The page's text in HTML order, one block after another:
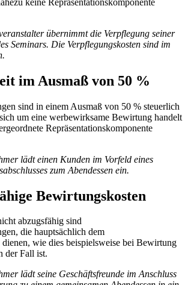
übernimmt die Verpflegung seiner
Seminars. Die Verpflegungskosten sind im
im Ausmaß von 50 %
sind in einem Ausmaß von 50 % steuerlich
um eine werbewirksame Bewirtung handelt
Repräsentationskomponente
lädt einen Kunden im Vorfeld eines
zum Abendessen ein.
Bewirtungskosten
abzugsfähig sind
die hauptsächlich dem
dienen, wie dies beispielsweise bei Bewirtung
der Fall ist.
lädt seine Geschäftsfreunde im Anschluss